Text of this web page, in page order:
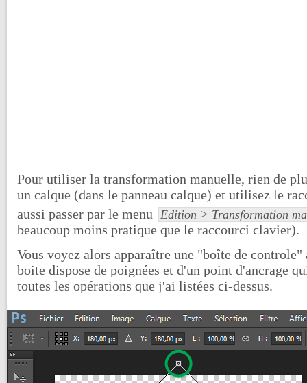
Pour utiliser la transformation manuelle, rien de
un calque (dans le panneau calque) et utilisez le
aussi passer par le menu
Edition > Transformation
beaucoup moins pratique que le raccourci clavier).
Vous voyez alors apparaître une "boîte de controle"
boite dispose de poignées et d'un point d'ancrage
toutes les opérations que j'ai listées ci-dessus.